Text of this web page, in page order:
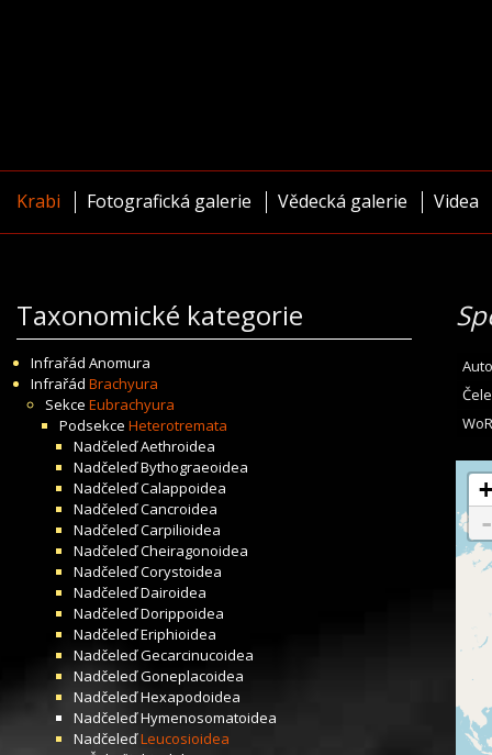
Krabi Fotografická galerie Vědecká galerie Videa
Taxonomické kategorie
Infrařád Anomura
Infrařád Brachyura
Sekce Eubrachyura
Podsekce Heterotremata
NadčeleďAethroidea
NadčeleďBythograeoidea
NadčeleďCalappoidea
NadčeleďCancroidea
NadčeleďCarpilioidea
NadčeleďCheiragonoidea
NadčeleďCorystoidea
NadčeleďDairoidea
NadčeleďDorippoidea
NadčeleďEriphioidea
NadčeleďGecarcinucoidea
NadčeleďGoneplacoidea
NadčeleďHexapodoidea
NadčeleďHymenosomatoidea
NadčeleďLeucosioidea
+